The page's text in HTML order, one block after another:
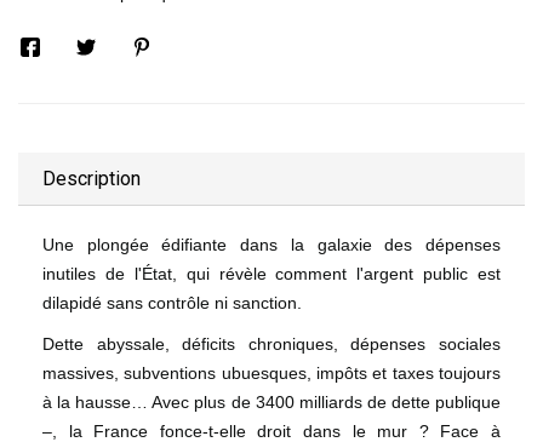
Description
Une plongée édifiante dans la galaxie des dépenses
inutiles de l'État, qui révèle comment l'argent public est
dilapidé sans contrôle ni sanction.
Dette abyssale, déficits chroniques, dépenses sociales
massives, subventions ubuesques, impôts et taxes toujours
à la hausse… Avec plus de 3400 milliards de dette publique
–, la France fonce-t-elle droit dans le mur ? Face à